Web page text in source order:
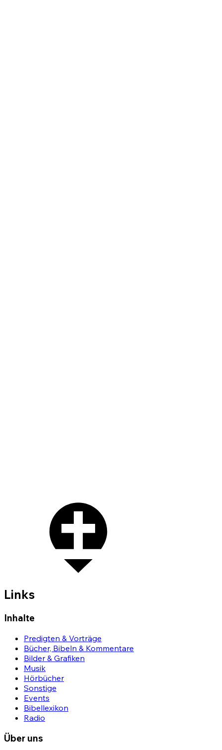
Links
Inhalte
Predigten & Vorträge
Bücher, Bibeln & Kommentare
Bilder & Grafiken
Musik
Hörbücher
Sonstige
Events
Bibellexikon
Radio
Über uns